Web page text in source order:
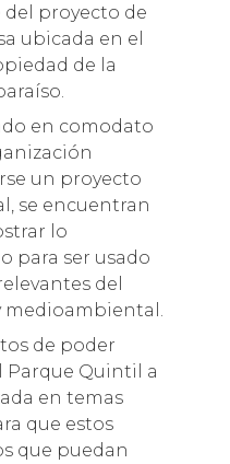
del proyecto de
ubicada en el
de la
en comodato
un proyecto
se encuentran
lo
para ser usado
del
de poder
Parque Quintil a
en temas
que estos
que puedan